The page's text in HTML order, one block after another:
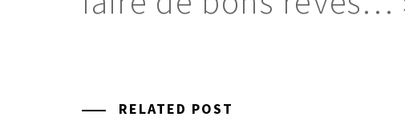
RELATED POST